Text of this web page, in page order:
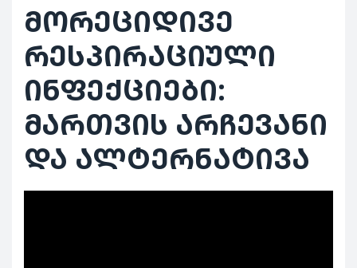
მორეციდივე
რესპირაციული
ინფექციები:
მართვის არჩევანი
და ალტერნატივა